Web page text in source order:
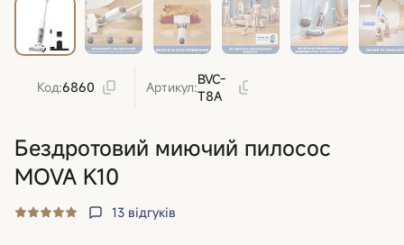
Код:6860 Артикул:BVC-
T8A
Бездротовий миючий пилосос
MOVA K10
13 відгуків